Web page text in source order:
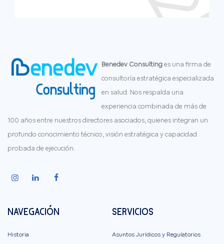
Benedev Consulting es una firma de
consultoría estratégica especializada
en salud. Nos respalda una
experiencia combinada de más de
100 años entre nuestros directores asociados, quienes integran un
profundo conocimiento técnico, visión estratégica y capacidad
probada de ejecución.
NAVEGACIÓN
Historia
SERVICIOS
Asuntos Jurídicos y Regulatorios